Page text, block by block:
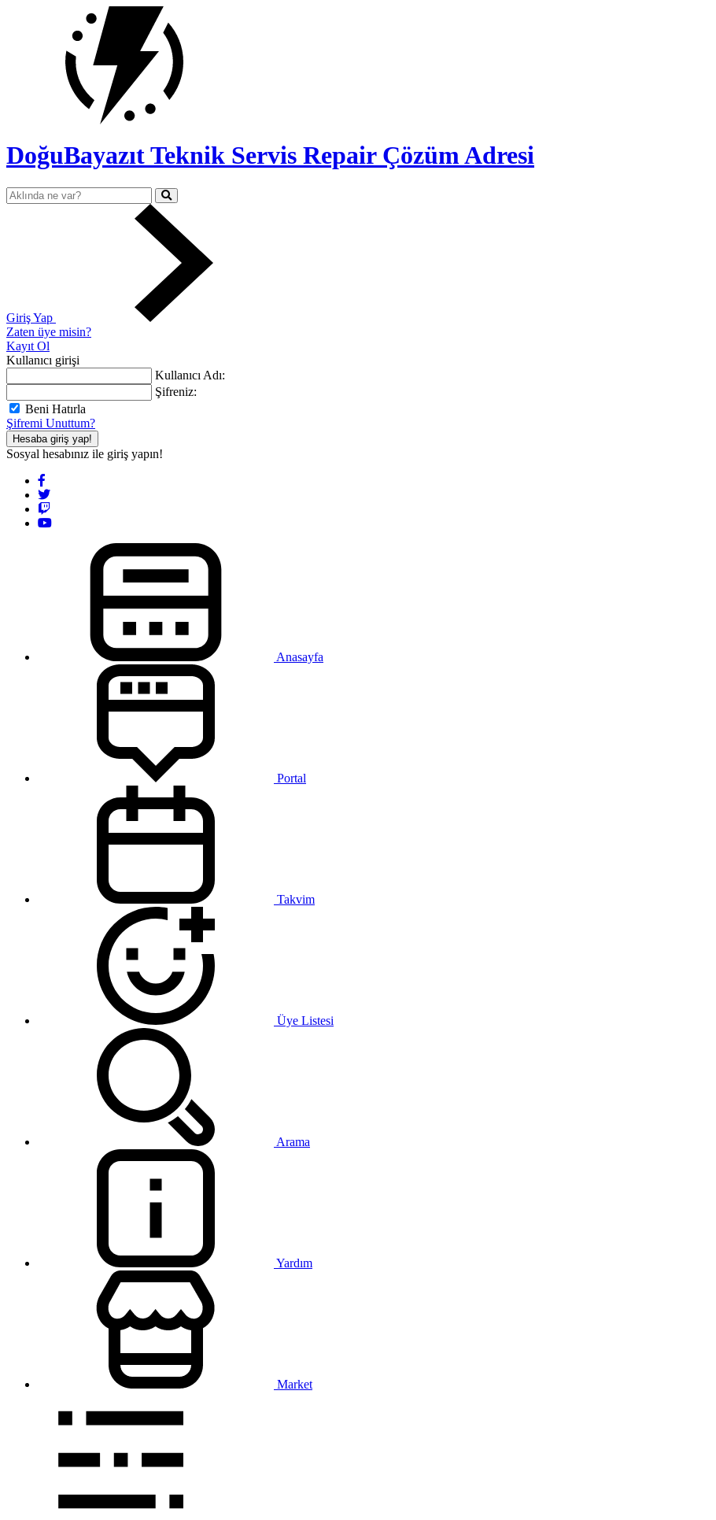
DoğuBayazıt Teknik Servis Repair Çözüm Adresi
Giriş Yap
Zaten üye misin?
Kayıt Ol
Kullanıcı girişi
Kullanıcı Adı:
Şifreniz:
Beni Hatırla
Şifremi Unuttum?
Hesaba giriş yap!
Sosyal hesabınız ile giriş yapın!
Anasayfa
Portal
Takvim
Üye Listesi
Arama
Yardım
Market